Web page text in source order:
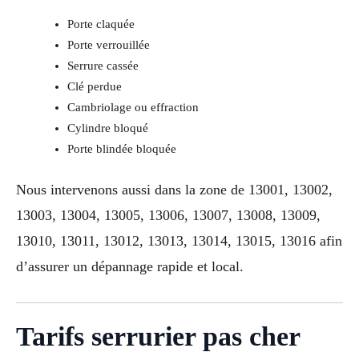
Porte claquée
Porte verrouillée
Serrure cassée
Clé perdue
Cambriolage ou effraction
Cylindre bloqué
Porte blindée bloquée
Nous intervenons aussi dans la zone de 13001, 13002,
13003, 13004, 13005, 13006, 13007, 13008, 13009,
13010, 13011, 13012, 13013, 13014, 13015, 13016 afin
d’assurer un dépannage rapide et local.
Tarifs serrurier pas cher